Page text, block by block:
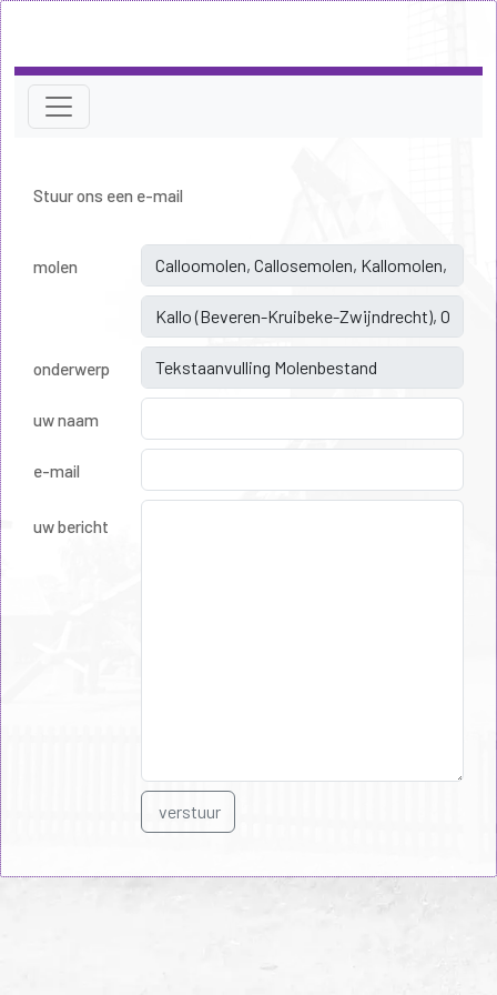
Stuur ons een e-mail
molen
onderwerp
uw naam
e-mail
uw bericht